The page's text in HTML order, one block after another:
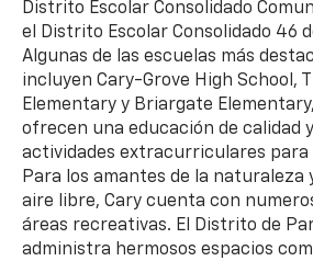
Distrito Escolar Consolidado
el Distrito Escolar Consolidado 46
Algunas de las escuelas más
incluyen Cary-Grove High School,
Elementary y Briargate
ofrecen una educación de calidad
actividades extracurriculares para
Para los amantes de la naturaleza
aire libre, Cary cuenta con
áreas recreativas. El Distrito de
administra hermosos espacios